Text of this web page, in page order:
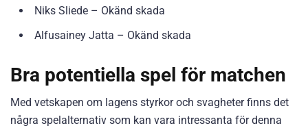
Niks Sliede – Okänd skada
Alfusainey Jatta – Okänd skada
Bra potentiella spel för matchen
Med vetskapen om lagens styrkor och svagheter finns det
några spelalternativ som kan vara intressanta för denna